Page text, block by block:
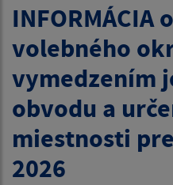
INFORMÁCIA
volebného
vymedzením
obvodu a
miestnosti
2026